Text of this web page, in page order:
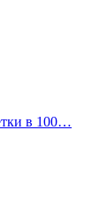
в 100…